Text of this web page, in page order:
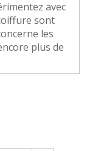
avec
sont
les
plus de